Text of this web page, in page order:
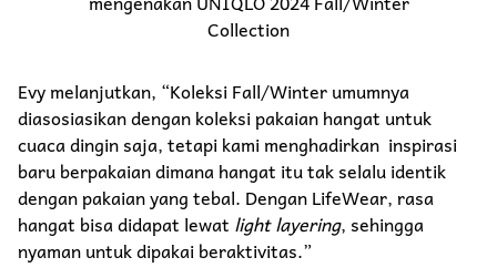
Collection
Evy melanjutkan, “Koleksi Fall/Winter umumnya
diasosiasikan dengan koleksi pakaian hangat untuk
cuaca dingin saja, tetapi kami menghadirkan inspirasi
baru berpakaian dimana hangat itu tak selalu identik
dengan pakaian yang tebal. Dengan LifeWear, rasa
hangat bisa didapat lewat light layering, sehingga
nyaman untuk dipakai beraktivitas.”